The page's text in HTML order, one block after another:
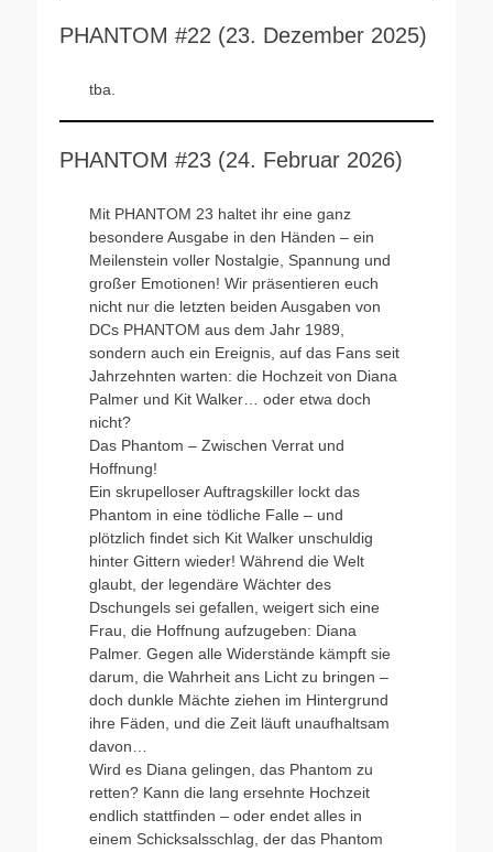
PHANTOM #22 (23. Dezember 2025)
tba.
PHANTOM #23 (24. Februar 2026)
Mit PHANTOM 23 haltet ihr eine ganz
besondere Ausgabe in den Händen – ein
Meilenstein voller Nostalgie, Spannung und
großer Emotionen! Wir präsentieren euch
nicht nur die letzten beiden Ausgaben von
DCs PHANTOM aus dem Jahr 1989,
sondern auch ein Ereignis, auf das Fans seit
Jahrzehnten warten: die Hochzeit von Diana
Palmer und Kit Walker… oder etwa doch
nicht?
Das Phantom – Zwischen Verrat und
Hoffnung!
Ein skrupelloser Auftragskiller lockt das
Phantom in eine tödliche Falle – und
plötzlich findet sich Kit Walker unschuldig
hinter Gittern wieder! Während die Welt
glaubt, der legendäre Wächter des
Dschungels sei gefallen, weigert sich eine
Frau, die Hoffnung aufzugeben: Diana
Palmer. Gegen alle Widerstände kämpft sie
darum, die Wahrheit ans Licht zu bringen –
doch dunkle Mächte ziehen im Hintergrund
ihre Fäden, und die Zeit läuft unaufhaltsam
davon…
Wird es Diana gelingen, das Phantom zu
retten? Kann die lang ersehnte Hochzeit
endlich stattfinden – oder endet alles in
einem Schicksalsschlag, der das Phantom